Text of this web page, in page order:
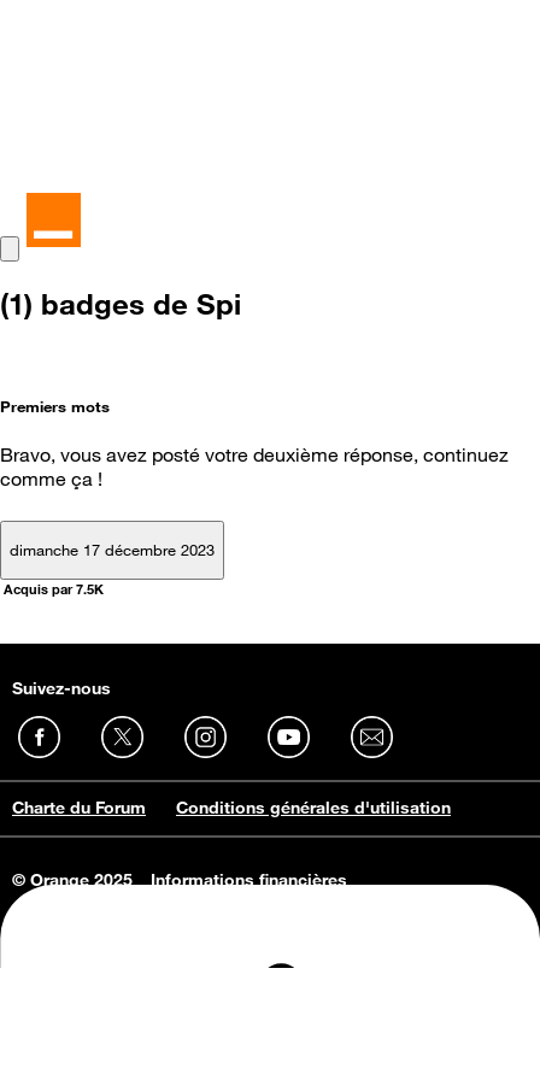
(1) badges de Spi
Premiers mots
Bravo, vous avez posté votre deuxième réponse, continuez
comme ça !
dimanche 17 décembre 2023
Acquis par 7.5K
Suivez-nous
Charte du Forum Conditions générales d'utilisation
© Orange 2025
Informations financières